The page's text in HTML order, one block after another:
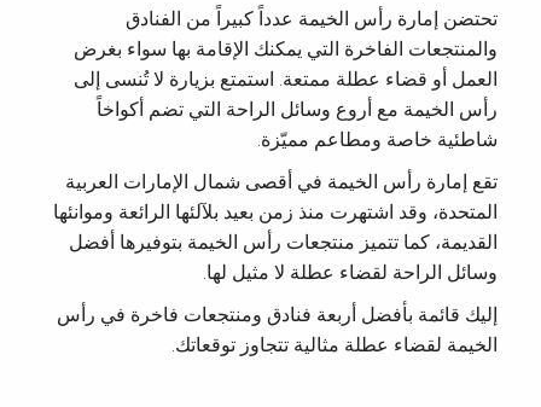
تحتضن إمارة رأس الخيمة عدداً كبيراً من الفنادق
والمنتجعات الفاخرة التي يمكنك الإقامة بها سواء بغرض
العمل أو قضاء عطلة ممتعة. استمتع بزيارة لا تُنسى إلى
رأس الخيمة مع أروع وسائل الراحة التي تضم أكواخاً
شاطئية خاصة ومطاعم مميّزة.
تقع إمارة رأس الخيمة في أقصى شمال الإمارات العربية
المتحدة، وقد اشتهرت منذ زمن بعيد بلآلئها الرائعة وموانئها
القديمة، كما تتميز منتجعات رأس الخيمة بتوفيرها أفضل
وسائل الراحة لقضاء عطلة لا مثيل لها.
إليك قائمة بأفضل أربعة فنادق ومنتجعات فاخرة في رأس
الخيمة لقضاء عطلة مثالية تتجاوز توقعاتك.